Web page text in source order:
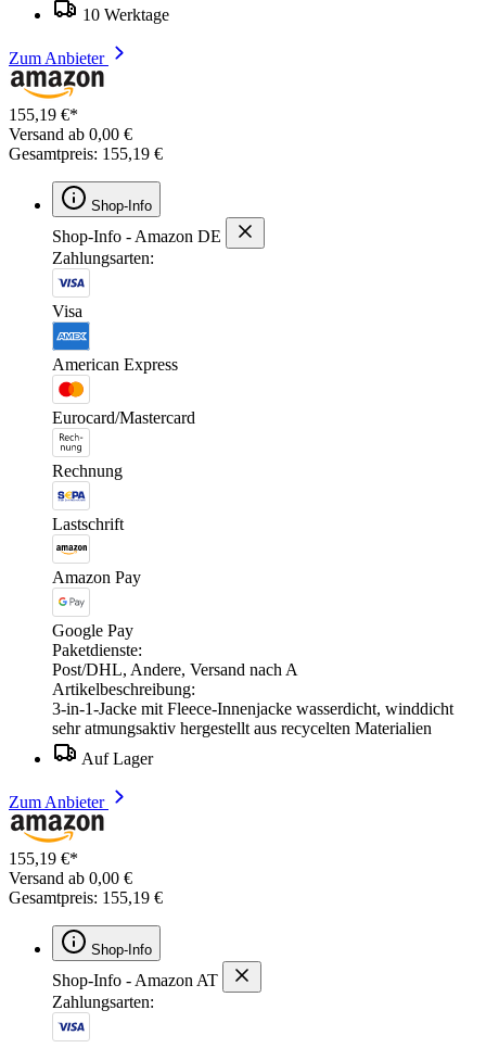
10 Werktage
Zum Anbieter
155,19 €*
Versand ab 0,00 €
Gesamtpreis: 155,19 €
Shop-Info
Shop-Info - Amazon DE
Zahlungsarten:
Visa
American Express
Eurocard/Mastercard
Rechnung
Lastschrift
Amazon Pay
Google Pay
Paketdienste:
Post/DHL, Andere, Versand nach A
Artikelbeschreibung:
3-in-1-Jacke mit Fleece-Innenjacke wasserdicht, winddicht
sehr atmungsaktiv hergestellt aus recycelten Materialien
Auf Lager
Zum Anbieter
155,19 €*
Versand ab 0,00 €
Gesamtpreis: 155,19 €
Shop-Info
Shop-Info - Amazon AT
Zahlungsarten: